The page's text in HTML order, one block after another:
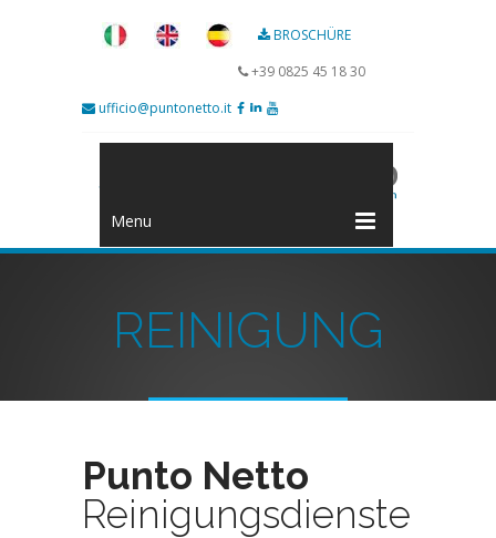
BROSCHÜRE
+39 0825 45 18 30
ufficio@puntonetto.it
Menu
REINIGUNG
Punto Netto
Reinigungsdienste